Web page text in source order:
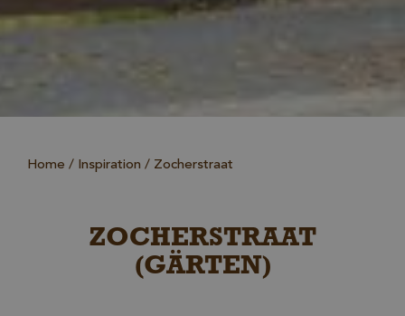
Home Inspiration Zocherstraat
ZOCHERSTRAAT
(GÄRTEN)